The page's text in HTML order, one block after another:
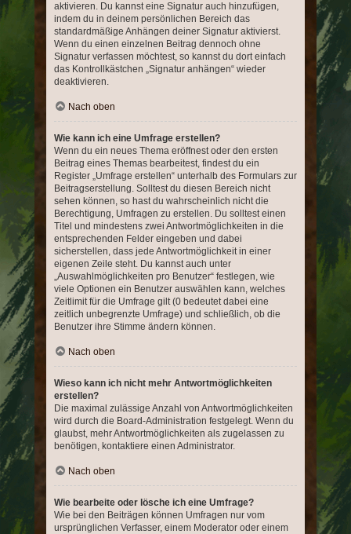
aktivieren. Du kannst eine Signatur auch hinzufügen,
indem du in deinem persönlichen Bereich das
standardmäßige Anhängen deiner Signatur aktivierst.
Wenn du einen einzelnen Beitrag dennoch ohne
Signatur verfassen möchtest, so kannst du dort einfach
das Kontrollkästchen „Signatur anhängen“ wieder
deaktivieren.
Nach oben
Wie kann ich eine Umfrage erstellen?
Wenn du ein neues Thema eröffnest oder den ersten
Beitrag eines Themas bearbeitest, findest du ein
Register „Umfrage erstellen“ unterhalb des Formulars zur
Beitragserstellung. Solltest du diesen Bereich nicht
sehen können, so hast du wahrscheinlich nicht die
Berechtigung, Umfragen zu erstellen. Du solltest einen
Titel und mindestens zwei Antwortmöglichkeiten in die
entsprechenden Felder eingeben und dabei
sicherstellen, dass jede Antwortmöglichkeit in einer
eigenen Zeile steht. Du kannst auch unter
„Auswahlmöglichkeiten pro Benutzer“ festlegen, wie
viele Optionen ein Benutzer auswählen kann, welches
Zeitlimit für die Umfrage gilt (0 bedeutet dabei eine
zeitlich unbegrenzte Umfrage) und schließlich, ob die
Benutzer ihre Stimme ändern können.
Nach oben
Wieso kann ich nicht mehr Antwortmöglichkeiten
erstellen?
Die maximal zulässige Anzahl von Antwortmöglichkeiten
wird durch die Board-Administration festgelegt. Wenn du
glaubst, mehr Antwortmöglichkeiten als zugelassen zu
benötigen, kontaktiere einen Administrator.
Nach oben
Wie bearbeite oder lösche ich eine Umfrage?
Wie bei den Beiträgen können Umfragen nur vom
ursprünglichen Verfasser, einem Moderator oder einem